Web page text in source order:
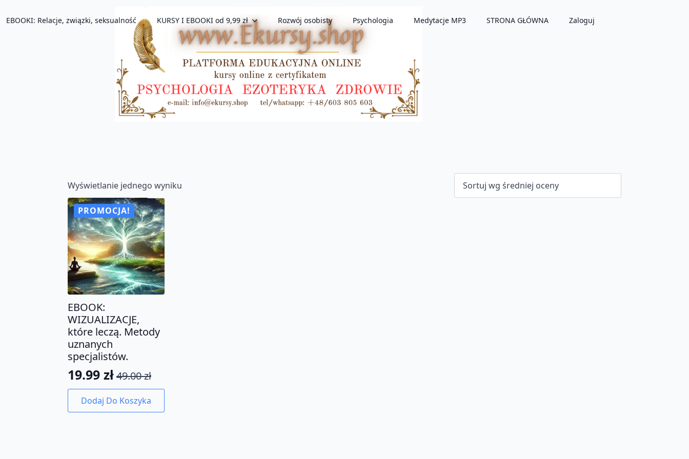
EBOOKI: Relacje, związki, seksualność KURSY I EBOOKI od 9,99 zł Rozwój osobisty Psychologia Medytacje MP3 STRONA GŁÓWNA Zaloguj
Wyświetlanie jednego wyniku
PROMOCJA!
EBOOK:
WIZUALIZACJE,
które leczą. Metody
uznanych
specjalistów.
49.00zł
Pierwotna
cena
wynosiła:
19.99 zł
Aktualna
cena
wynosi:
Dodaj Do Koszyka